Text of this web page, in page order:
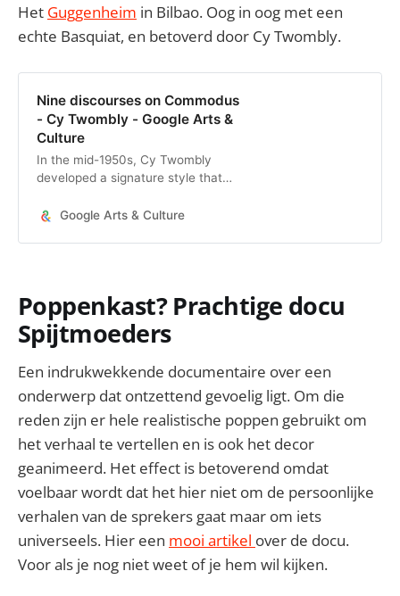
Het Guggenheim in Bilbao. Oog in oog met een
echte Basquiat, en betoverd door Cy Twombly.
Nine discourses on Commodus
- Cy Twombly - Google Arts &
Culture
In the mid-1950s, Cy Twombly
developed a signature style that
subverted the then-dominant
Google Arts & Culture
Poppenkast? Prachtige docu
Spijtmoeders
Een indrukwekkende documentaire over een
onderwerp dat ontzettend gevoelig ligt. Om die
reden zijn er hele realistische poppen gebruikt om
het verhaal te vertellen en is ook het decor
geanimeerd. Het effect is betoverend omdat
voelbaar wordt dat het hier niet om de persoonlijke
verhalen van de sprekers gaat maar om iets
universeels. Hier een mooi artikel over de docu.
Voor als je nog niet weet of je hem wil kijken.